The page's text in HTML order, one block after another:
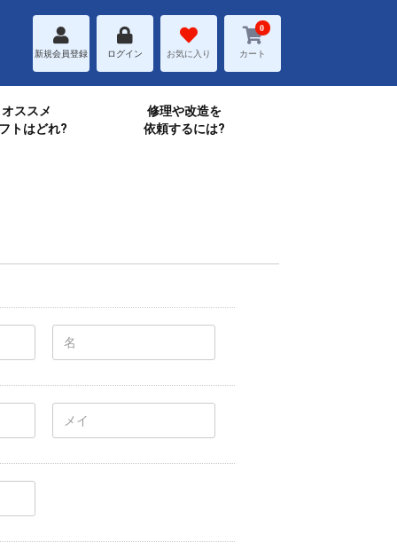
新規会員登録 ログイン お気に入り
0
カート
オススメ
トはどれ?
修理や改造を
依頼するには?